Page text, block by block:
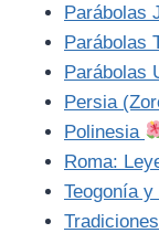
Parábolas
Parábolas
Parábolas
Persia
Polinesia
Roma:
Teogonía